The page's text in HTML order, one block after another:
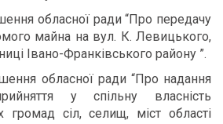
обласної ради “Про передачу
майна на вул. К. Левицького,
Івано-Франківського району ”.
обласної ради “Про надання
у спільну власність
громад сіл, селищ, міст області